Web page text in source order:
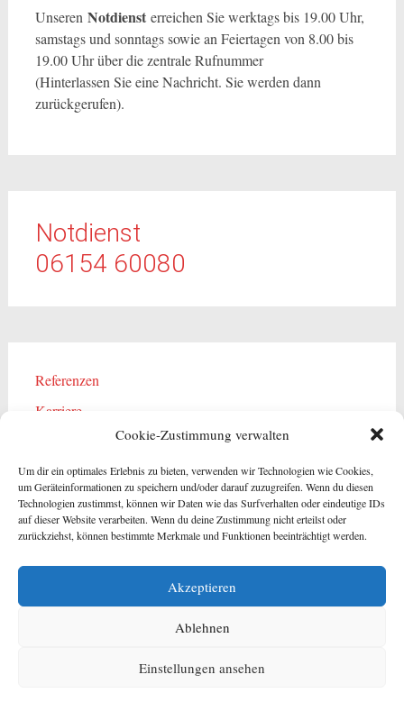
Cookie-Zustimmung verwalten
Um dir ein optimales Erlebnis zu bieten, verwenden wir Technologien wie Cookies,
um Geräteinformationen zu speichern und/oder darauf zuzugreifen. Wenn du diesen
Technologien zustimmst, können wir Daten wie das Surfverhalten oder eindeutige IDs
auf dieser Website verarbeiten. Wenn du deine Zustimmung nicht erteilst oder
zurückziehst, können bestimmte Merkmale und Funktionen beeinträchtigt werden.
Akzeptieren
Ablehnen
Einstellungen ansehen
Unseren Notdiensterreichen Sie werktags bis 19.00 Uhr,
samstags und sonntags sowie an Feiertagen von 8.00 bis
19.00 Uhr über die zentrale Rufnummer
(Hinterlassen Sie eine Nachricht. Sie werden dann
zurückgerufen).
Notdienst
06154 60080
Referenzen
Karriere
Impressum
Datenschutzerklärung
Cookie-Richtlinie (EU)
Heizung Lüftung Sanitär – Haustechnik Roßdorf GmbH